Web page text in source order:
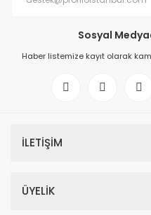
Sosyal
Haber listemize kayıt olarak
İLETİŞİM
ÜYELİK